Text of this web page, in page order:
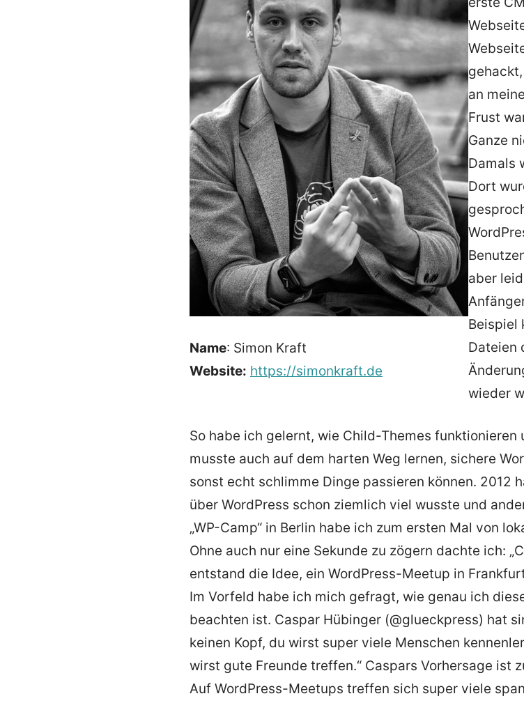
Name: Simon Kraft
Website: https://simonkraft.de
an
Frust
Ganze
Damals
Dort
aber
Beispiel
Dateien
wieder
So habe ich gelernt, wie Child-Themes funktionieren
musste auch auf dem harten Weg lernen, sichere
sonst echt schlimme Dinge passieren können. 2012
über WordPress schon ziemlich viel wusste und
„WP-Camp“ in Berlin habe ich zum ersten Mal von
Ohne auch nur eine Sekunde zu zögern dachte ich:
entstand die Idee, ein WordPress-Meetup in
Im Vorfeld habe ich mich gefragt, wie genau ich
beachten ist. Caspar Hübinger (@glueckpress) hat
keinen Kopf, du wirst super viele Menschen
wirst gute Freunde treffen.“ Caspars Vorhersage ist
Auf WordPress-Meetups treffen sich super viele